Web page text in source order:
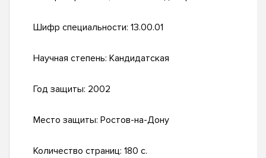
Шифр специальности: 13.00.01
Научная степень: Кандидатская
Год защиты: 2002
Место защиты: Ростов-на-Дону
Количество страниц: 180 с.